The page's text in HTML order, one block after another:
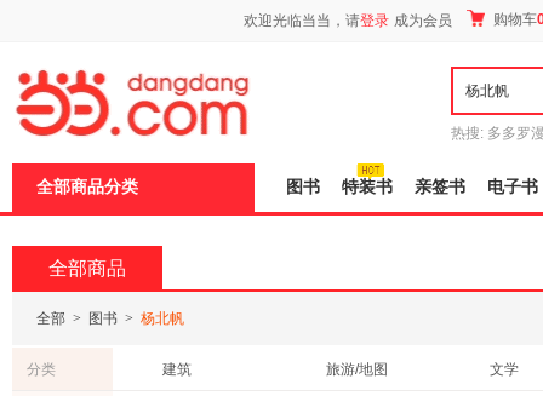
欢迎光临当当，请登录 成为会员 购物车
热搜: 多多罗
全部商品分类 图书 特装书 亲签书 电子书
全部商品
全部 > 图书 > 杨北帆
分类 建筑 旅游/地图
文学
页
加